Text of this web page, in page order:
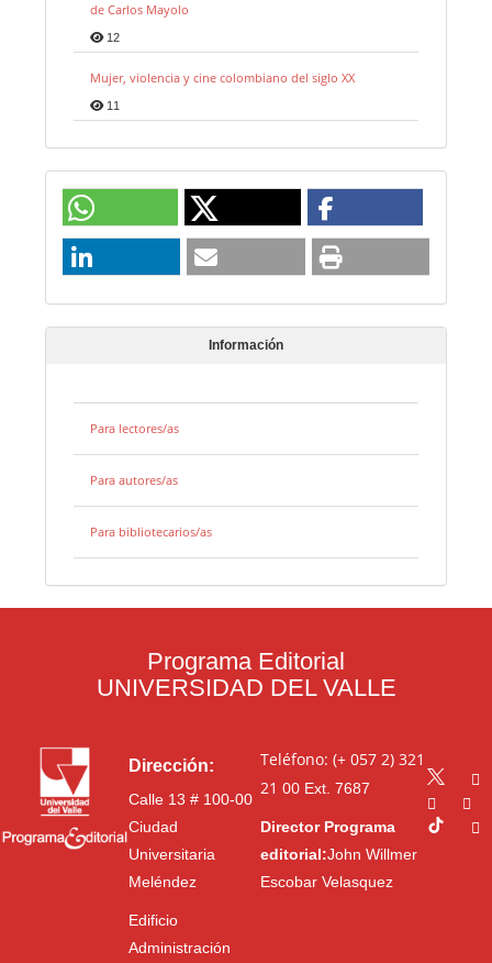
de Carlos Mayolo
12
Mujer, violencia y cine colombiano del siglo XX
11
Información
Para lectores/as
Para autores/as
Para bibliotecarios/as
Programa Editorial
UNIVERSIDAD DEL VALLE
Dirección:
Calle 13 # 100-00
Ciudad
Universitaria
Meléndez
Edificio
Administración
Teléfono: (+ 057 2) 321
21 00Ext. 7687
Director Programa
editorial:John Willmer
Escobar Velasquez